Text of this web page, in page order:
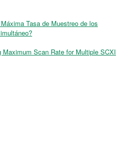
Tasa de Muestreo de los
Maximum Scan Rate for Multiple SCXI